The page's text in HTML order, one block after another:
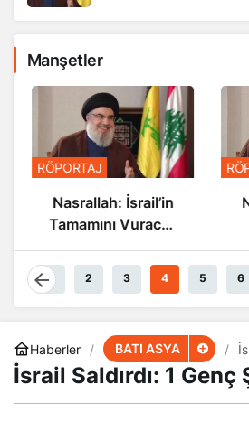
Manşetler
RÖPORTAJ
Nasrallah: İsrail’in
Tamamını Vuracak
Güçteyiz
1 2 3 4 5 6
Haberler BATI ASYA
İsrail Saldırdı: 1 Genç